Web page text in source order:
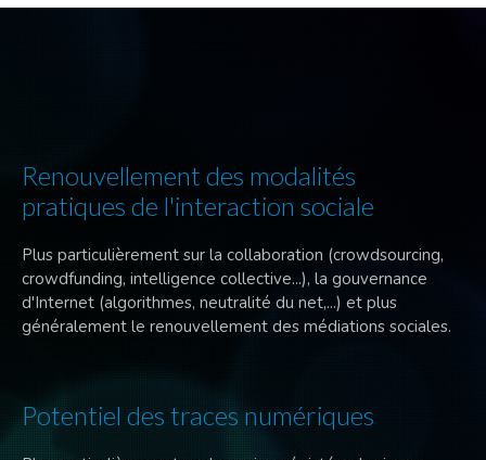
Renouvellement des modalités
pratiques de l'interaction sociale
Plus particulièrement sur la collaboration (crowdsourcing,
crowdfunding, intelligence collective...), la gouvernance
d'Internet (algorithmes, neutralité du net,...) et plus
généralement le renouvellement des médiations sociales.
Potentiel des traces numériques